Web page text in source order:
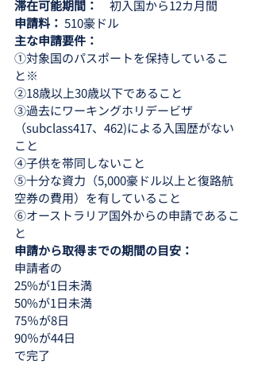
滞在可能期間： 初入国から12カ月間
申請料： 510豪ドル
主な申請要件：
①対象国のパスポートを保持しているこ
と※
②18歳以上30歳以下であること
③過去にワーキングホリデービザ
（subclass417、462)による入国歴がない
こと
④子供を帯同しないこと
⑤十分な資力（5,000豪ドル以上と復路航
空券の費用）を有していること
⑥オーストラリア国外からの申請であるこ
と
申請から取得までの期間の目安：
申請者の
25%が1日未満
50%が1日未満
75％が8日
90％が44日
で完了